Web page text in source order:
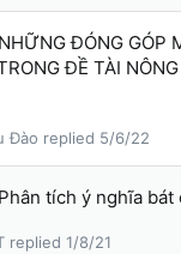
NHỮNG ĐÓNG GÓP
ĐỀ TÀI
5/6/22
Đào
Phân tích ý nghĩa bát
1/8/21